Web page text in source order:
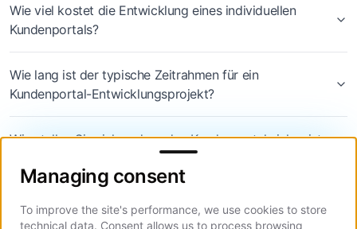
Wie viel kostet die Entwicklung eines individuellen
Kundenportals?
Wie lang ist der typische Zeitrahmen für ein
Kundenportal-Entwicklungsprojekt?
Wie stellen Sie sicher, dass das Kundenportal sicher ist
Kann ein individuelles Portal mit meinem bestehenden
CRM wie Salesforce oder HubSpot integriert werden?
Managing consent
Managing consent
To improve the site's performance, we use cookies to store
technical data. Consent allows us to process browsing